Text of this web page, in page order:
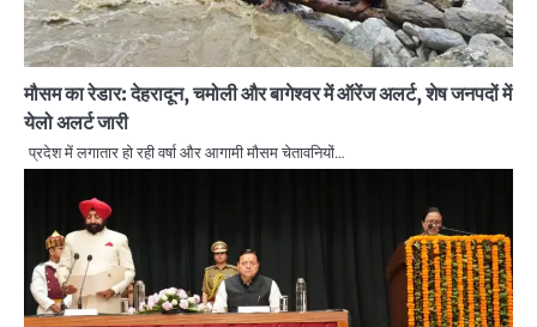
मौसम का रेडार: देहरादून, चमोली और बागेश्वर में ऑरेंज अलर्ट, शेष जनपदों में
येलो अलर्ट जारी
प्रदेश में लगातार हो रही वर्षा और आगामी मौसम चेतावनियों…